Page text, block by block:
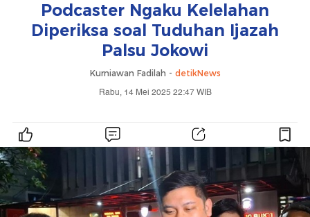
Podcaster Ngaku Kelelahan
Diperiksa soal Tuduhan Ijazah
Palsu Jokowi
Kurniawan Fadilah - detikNews
Rabu, 14 Mei 2025 22:47 WIB